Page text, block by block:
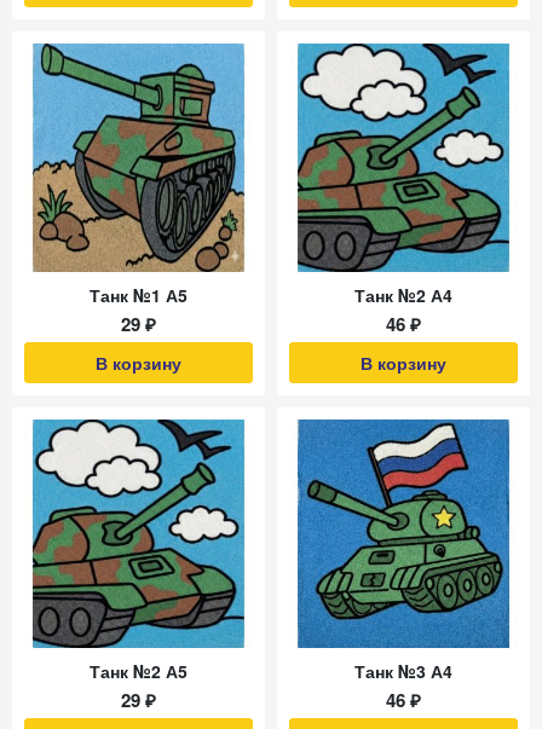
Танк №1 А5
29 ₽
В корзину
Танк №2 А4
46 ₽
В корзину
Танк №2 А5
29 ₽
Танк №3 А4
46 ₽